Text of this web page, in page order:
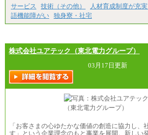
サービス
技術（その他） 人材育成制度が充
語機能障がい 独身寮・社宅
株式会社ユアテック（東北電力グループ）
03月17日更新
「お客さまの心ゆたかな価値の創造に協力し、
す」という企業理念のもと事業を展開。新しい